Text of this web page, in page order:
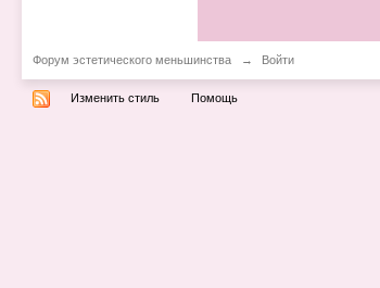
Форум эстетического меньшинства → Войти
Изменить стиль Помощь